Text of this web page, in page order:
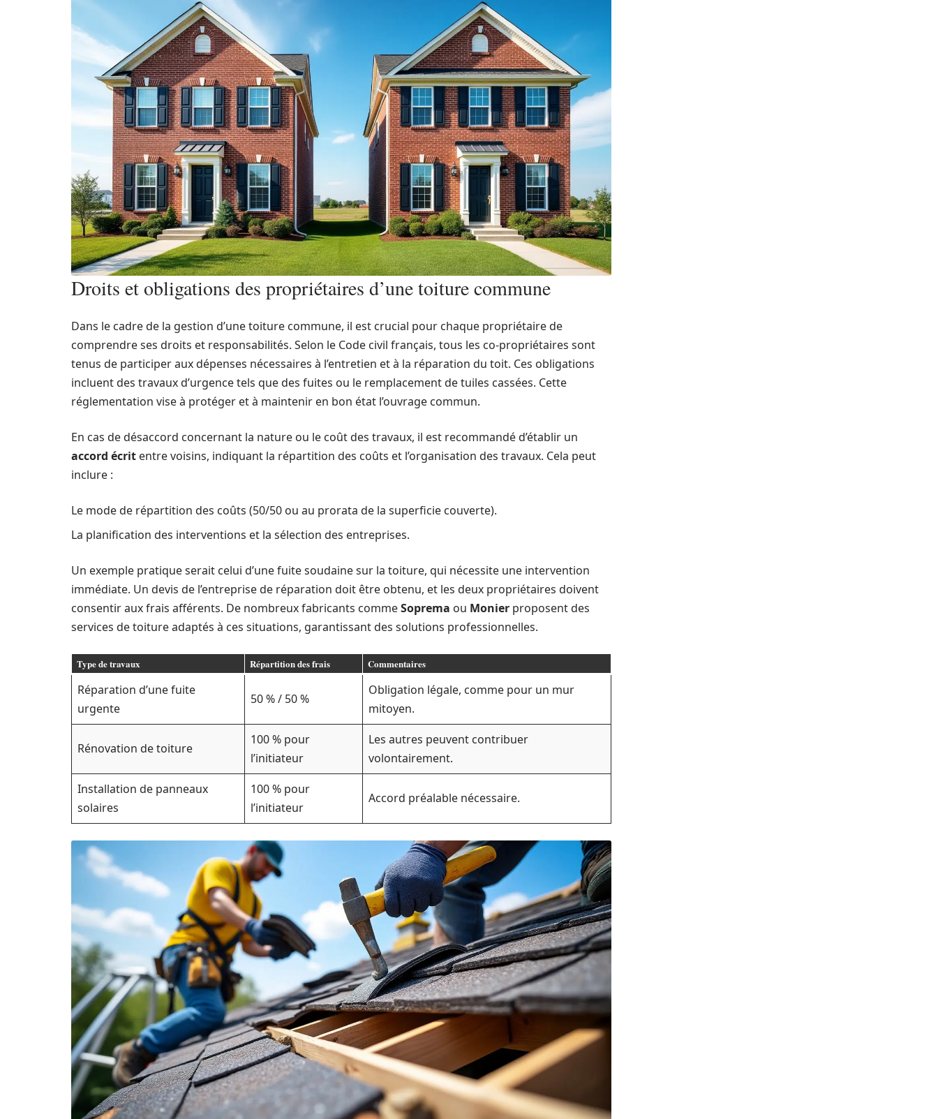
Droits et obligations des propriétaires d’une toiture commune
Dans le cadre de la gestion d’une toiture commune, il est crucial pour chaque propriétaire de
comprendre ses droits et responsabilités. Selon le Code civil français, tous les co-propriétaires sont
tenus de participer aux dépenses nécessaires à l’entretien et à la réparation du toit. Ces obligations
incluent des travaux d’urgence tels que des fuites ou le remplacement de tuiles cassées. Cette
réglementation vise à protéger et à maintenir en bon état l’ouvrage commun.
En cas de désaccord concernant la nature ou le coût des travaux, il est recommandé d’établir un
accord écrit entre voisins, indiquant la répartition des coûts et l’organisation des travaux. Cela peut
inclure :
Le mode de répartition des coûts (50/50 ou au prorata de la superficie couverte).
La planification des interventions et la sélection des entreprises.
Un exemple pratique serait celui d’une fuite soudaine sur la toiture, qui nécessite une intervention
immédiate. Un devis de l’entreprise de réparation doit être obtenu, et les deux propriétaires doivent
consentir aux frais afférents. De nombreux fabricants commeSoprema ou Monier proposent des
services de toiture adaptés à ces situations, garantissant des solutions professionnelles.
Type de travaux Répartition des frais Commentaires
Réparation d’une fuite
urgente
50 % / 50 %
Obligation légale, comme pour un mur
mitoyen.
Rénovation de toiture
100 % pour
l’initiateur
Les autres peuvent contribuer
volontairement.
Installation de panneaux
solaires
100 % pour
l’initiateur
Accord préalable nécessaire.